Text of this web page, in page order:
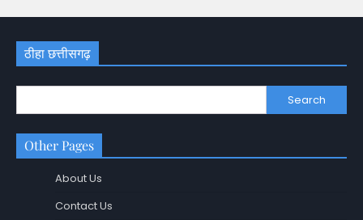
ठीहा छत्तीसगढ़
Search
Other Pages
About Us
Contact Us